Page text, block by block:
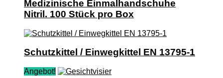
Medizinische Einmalhandschuhe
Nitril. 100 Stück pro Box
Schutzkittel / Einwegkittel EN 13795-1
Angebot!